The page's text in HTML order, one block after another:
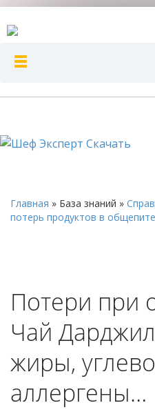
Главная » База знаний »
потерь продуктов в общепите
Потери при
Чай
жиры,
аллергены…